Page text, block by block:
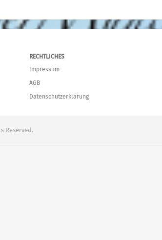
RECHTLICHES
Impressum
AGB
Datenschutzerklärung
Reserved.